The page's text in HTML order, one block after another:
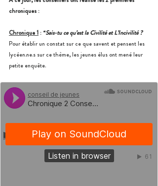
chroniques :
Chronique 1 : “Sais-tu ce qu’est la Civilité et L’Incivilité ?
Pour établir un constat sur ce que savent et pensent les
lycéen.ne.s sur ce thème, les jeunes élus ont mené leur
petite enquête.